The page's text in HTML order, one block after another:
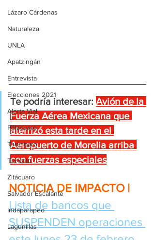
Lázaro Cárdenas
Naturaleza
UNLA
Apatzingán
Entrevista
Elecciones 2021
Alerta Vial
Pátzcuaro
Tarímbaro
Turicato
Zitácuaro
Salvador Escalante
Indaparapeo
Lagunillas
Te podría interesar: Avión de la
Fuerza Aérea Mexicana que
aterrizó esta tarde en el
Aeropuerto de Morelia arriba
con fuerzas especiales
NOTICIA DE IMPACTO |
Lista de bancos que
SUSPENDEN operaciones